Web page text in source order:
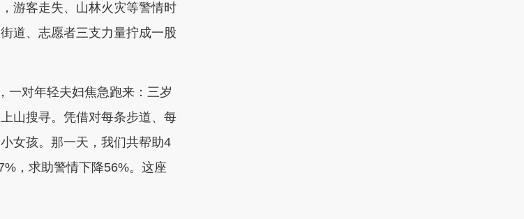
游客走失、山林火灾等警情时
道、志愿者三支力量拧成一股
对年轻夫妇焦急跑来：三岁
山搜寻。凭借对每条步道、每
女孩。那一天，我们共帮助4
，求助警情下降56%。这座